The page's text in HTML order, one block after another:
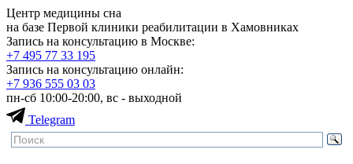
Центр медицины сна
на базе Первой клиники реабилитации в Хамовниках
Запись на консультацию в Москве:
+7 495 77 33 195
Запись на консультацию онлайн:
+7 936 555 03 03
пн-сб 10:00-20:00, вс - выходной
Telegram